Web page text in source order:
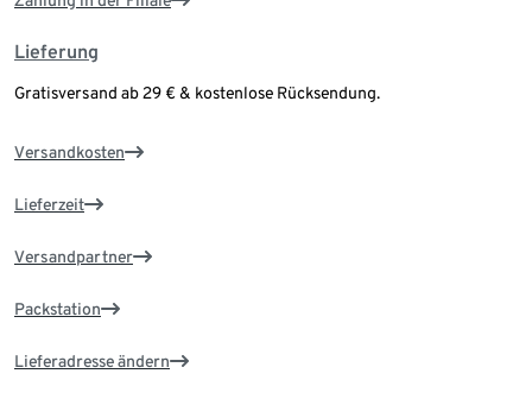
Lieferung
Gratisversand ab 29 € & kostenlose Rücksendung.
Versandkosten
Lieferzeit
Versandpartner
Packstation
Lieferadresse ändern